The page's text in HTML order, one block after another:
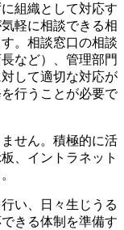
組織として対応す
軽に相談できる相
。相談窓口の相談
など）、管理部門
して適切な対応が
行うことが必要で
せん。積極的に活
、イントラネット
い、日々生じうる
きる体制を準備す